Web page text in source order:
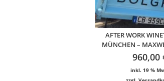
AFTER WORK
MÜNCHEN –
960,00
inkl. 19 %